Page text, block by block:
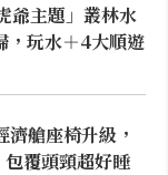
爺主題」叢林水
，玩水＋4大順遊
艙座椅升級，
覆頭頸超好睡